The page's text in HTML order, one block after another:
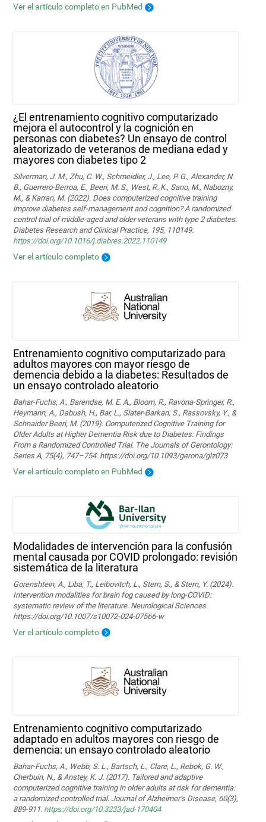
Ver el artículo completo en PubMed
¿El entrenamiento cognitivo computarizado
mejora el autocontrol y la cognición en
personas con diabetes? Un ensayo de control
aleatorizado de veteranos de mediana edad y
mayores con diabetes tipo 2
Silverman, J. M., Zhu, C. W., Schmeidler, J., Lee, P. G., Alexander, N.
B., Guerrero-Berroa, E., Beeri, M. S., West, R. K., Sano, M., Nabozny,
M., & Karran, M. (2022). Does computerized cognitive training
improve diabetes self-management and cognition? A randomized
control trial of middle-aged and older veterans with type 2 diabetes.
Diabetes Research and Clinical Practice, 195, 110149.
https://doi.org/10.1016/j.diabres.2022.110149
Ver el artículo completo
Entrenamiento cognitivo computarizado para
adultos mayores con mayor riesgo de
demencia debido a la diabetes: Resultados de
un ensayo controlado aleatorio
Bahar-Fuchs, A., Barendse, M. E. A., Bloom, R., Ravona-Springer, R.,
Heymann, A., Dabush, H., Bar, L., Slater-Barkan, S., Rassovsky, Y., &
Schnaider Beeri, M. (2019). Computerized Cognitive Training for
Older Adults at Higher Dementia Risk due to Diabetes: Findings
From a Randomized Controlled Trial. The Journals of Gerontology:
Series A, 75(4), 747–754. https://doi.org/10.1093/gerona/glz073
Ver el artículo completo en PubMed
Modalidades de intervención para la confusión
mental causada por COVID prolongado: revisión
sistemática de la literatura
Gorenshtein, A., Liba, T., Leibovitch, L., Stern, S., & Stern, Y. (2024).
Intervention modalities for brain fog caused by long‑COVID:
systematic review of the literature. Neurological Sciences.
https://doi.org/10.1007/s10072-024-07566-w
Ver el artículo completo
Entrenamiento cognitivo computarizado
adaptado en adultos mayores con riesgo de
demencia: un ensayo controlado aleatorio
Bahar-Fuchs, A., Webb, S. L., Bartsch, L., Clare, L., Rebok, G. W.,
Cherbuin, N., & Anstey, K. J. (2017). Tailored and adaptive
computerized cognitive training in older adults at risk for dementia:
a randomized controlled trial. Journal of Alzheimer’s Disease, 60(3),
889-911. https://doi.org/10.3233/jad-170404